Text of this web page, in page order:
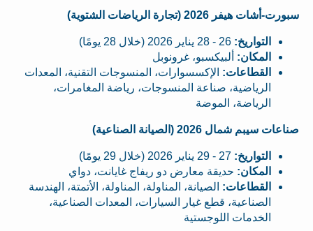
سبورت-أشات هيفر 2026 (تجارة الرياضات الشتوية)
التواريخ:
المكان: ألبيكسبو، غرونوبل
القطاعات: الإكسسوارات، المنسوجات التقنية، المعدات
الرياضية، صناعة المنسوجات، رياضة المغامرات،
الرياضة، الموضة
صناعات سيبم شمال 2026 (الصيانة الصناعية)
التواريخ:
المكان: حديقة معارض دو ريفاج غايانت، دواي
القطاعات: الصيانة، المناولة، المناولة، الأتمتة، الهندسة
الصناعية، قطع غيار السيارات، المعدات الصناعية،
الخدمات اللوجستية